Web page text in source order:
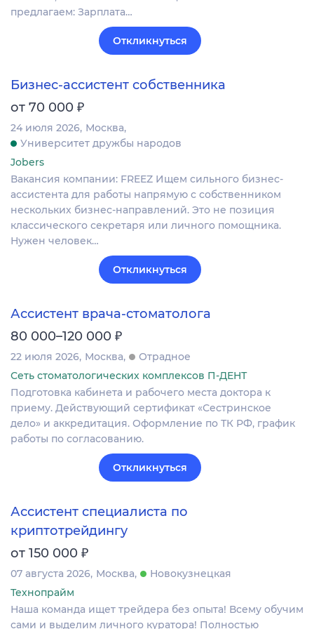
предлагаем: Зарплата…
Откликнуться
Бизнес-ассистент собственника
от 70 000 ₽
24 июля 2026 Москва
Университет дружбы народов
Jobers
Вакансия компании: FREEZ Ищем сильного бизнес-
ассистента для работы напрямую с собственником
нескольких бизнес-направлений. Это не позиция
классического секретаря или личного помощника.
Нужен человек…
Откликнуться
Ассистент врача-стоматолога
80 000–120 000 ₽
22 июля 2026 Москва
Отрадное
Сеть стоматологических комплексов П-ДЕНТ
Подготовка кабинета и рабочего места доктора к
приему. Действующий сертификат «Сестринское
дело» и аккредитация. Оформление по ТК РФ, график
работы по согласованию.
Откликнуться
Ассистент специалиста по
криптотрейдингу
от 150 000 ₽
07 августа 2026 Москва
Новокузнецкая
Технопрайм
Наша команда ищет трейдера без опыта! Всему обучим
сами и выделим личного куратора! Полностью